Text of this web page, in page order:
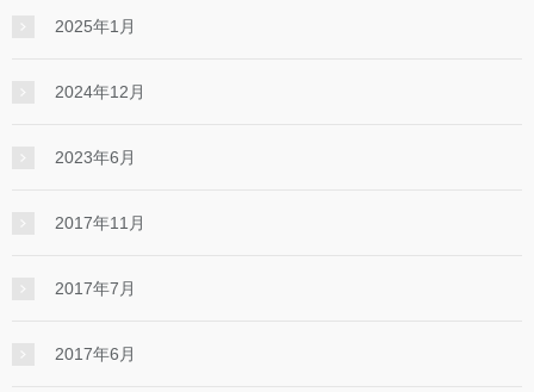
2025年1月
2024年12月
2023年6月
2017年11月
2017年7月
2017年6月